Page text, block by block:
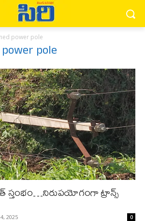
power pole
pole
స్తంభం…నిరుపయోగంగా ట్రాన్స్
2025 0